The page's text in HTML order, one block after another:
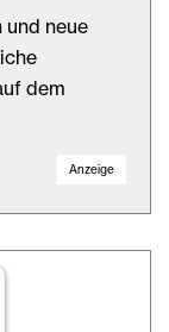
und neue
dem
Anzeige